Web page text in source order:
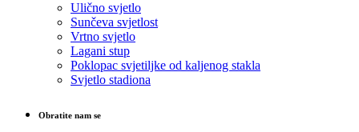
Ulično svjetlo
Sunčeva svjetlost
Vrtno svjetlo
Lagani stup
Poklopac svjetiljke od kaljenog stakla
Svjetlo stadiona
Obratite nam se